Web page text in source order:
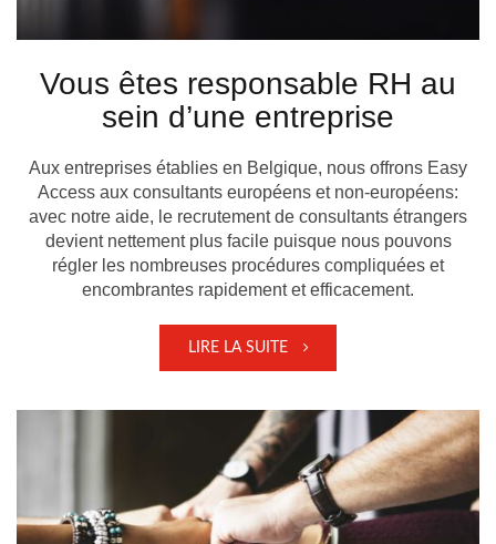
Vous êtes responsable RH au
sein d’une entreprise
Aux entreprises établies en Belgique, nous offrons Easy
Access aux consultants européens et non-européens:
avec notre aide, le recrutement de consultants étrangers
devient nettement plus facile puisque nous pouvons
régler les nombreuses procédures compliquées et
encombrantes rapidement et efficacement.
LIRE LA SUITE